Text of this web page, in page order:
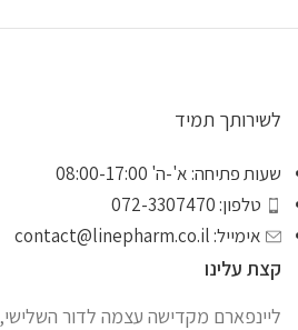
לשירותך תמיד
שעות פתיחה: א'-ה' 08:00-17:00
טלפון: 072-3307470
אימייל:contact@linepharm.co.il
קצת עלינו
ליינפארם מקדישה עצמה לדור